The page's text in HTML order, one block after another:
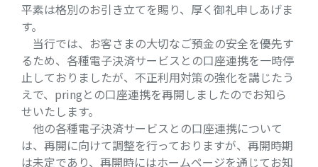
平素は格別のお引き立てを賜り、厚く御礼申しあげま
す。
当行では、お客さまの大切なご預金の安全を優先す
るため、各種電子決済サービスとの口座連携を一時停
止しておりましたが、不正利用対策の強化を講じたう
えで、pringとの口座連携を再開しましたのでお知ら
せいたします。
他の各種電子決済サービスとの口座連携について
は、再開に向けて調整を行っておりますが、再開時期
は未定であり、再開時にはホームページを通じてお知